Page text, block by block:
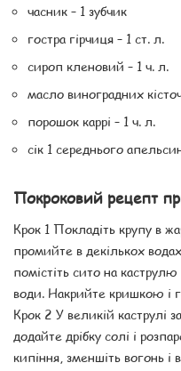
часник – 1 зубчик
гостра гірчиця – 1 ст. л.
сироп кленовий – 1 ч. л.
масло виноградних
порошок каррі – 1 ч. л.
сік 1 середнього
Покроковий рецепт
Крок 1 Покладіть крупу в
промийте в декількох
помістіть сито на
води. Накрийте кришкою і
Крок 2 У великій каструлі
додайте дрібку солі і
кипіння, зменшіть вогонь і